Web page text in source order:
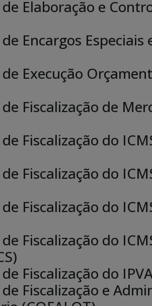
Elaboração e
Encargos
Execução
Fiscalização de
Fiscalização do
Fiscalização do
Fiscalização do
Fiscalização do
Fiscalização do
Fiscalização e